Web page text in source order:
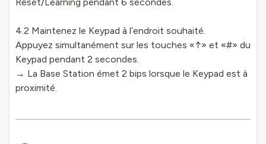
4.2 Maintenez le Keypad à l’endroit souhaité.
Appuyez simultanément sur les touches «↑» et «#» du
Keypad pendant 2 secondes.
→ La Base Station émet 2 bips lorsque le Keypad est à
proximité.